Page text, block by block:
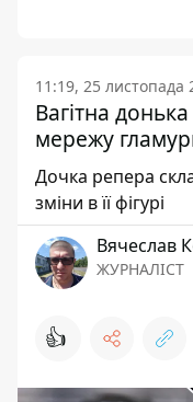
11:19, 25 листопада
Вагітна
мережу
Дочка репера
зміни в її фігурі
Вячеслав
ЖУРНАЛІСТ
👍